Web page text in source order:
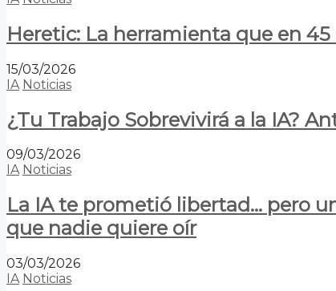
Heretic: La herramienta que en
15/03/2026
IA Noticias
¿Tu Trabajo Sobrevivirá a la IA?
09/03/2026
IA Noticias
La IA te prometió libertad… pero
que nadie quiere oír
03/03/2026
IA Noticias